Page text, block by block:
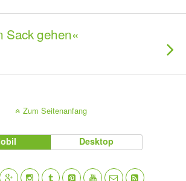
Sack gehen«
Zum Seitenanfang
Desktop